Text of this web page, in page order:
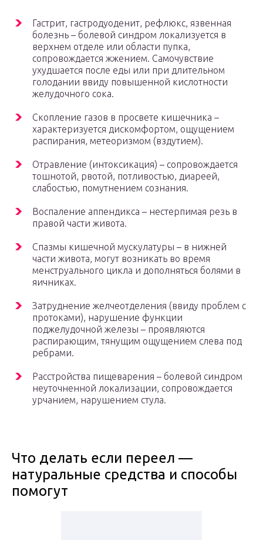
Гастрит, гастродуоденит, рефлюкс, язвенная
болезнь – болевой синдром локализуется в
верхнем отделе или области пупка,
сопровождается жжением. Самочувствие
ухудшается после еды или при длительном
голодании ввиду повышенной кислотности
желудочного сока.
Скопление газов в просвете кишечника –
характеризуется дискомфортом, ощущением
распирания, метеоризмом (вздутием).
Отравление (интоксикация) – сопровождается
тошнотой, рвотой, потливостью, диареей,
слабостью, помутнением сознания.
Воспаление аппендикса – нестерпимая резь в
правой части живота.
Спазмы кишечной мускулатуры – в нижней
части живота, могут возникать во время
менструального цикла и дополняться болями в
яичниках.
Затруднение желчеотделения (ввиду проблем с
протоками), нарушение функции
поджелудочной железы – проявляются
распирающим, тянущим ощущением слева под
ребрами.
Расстройства пищеварения – болевой синдром
неуточненной локализации, сопровождается
урчанием, нарушением стула.
Что делать если переел —
натуральные средства и способы
помогут